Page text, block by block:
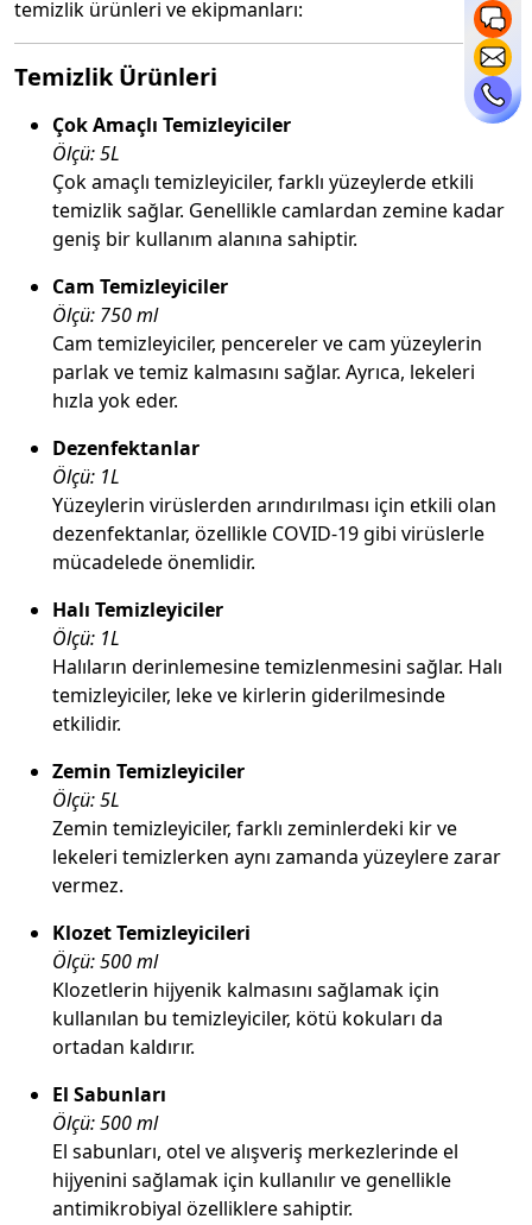
temizlik ürünleri ve ekipmanları:
Temizlik Ürünleri
Çok Amaçlı Temizleyiciler
Ölçü: 5L
Çok amaçlı temizleyiciler, farklı yüzeylerde etkili
temizlik sağlar. Genellikle camlardan zemine kadar
geniş bir kullanım alanına sahiptir.
Cam Temizleyiciler
Ölçü: 750 ml
Cam temizleyiciler, pencereler ve cam yüzeylerin
parlak ve temiz kalmasını sağlar. Ayrıca, lekeleri
hızla yok eder.
Dezenfektanlar
Ölçü: 1L
Yüzeylerin virüslerden arındırılması için etkili olan
dezenfektanlar, özellikle COVID-19 gibi virüslerle
mücadelede önemlidir.
Halı Temizleyiciler
Ölçü: 1L
Halıların derinlemesine temizlenmesini sağlar. Halı
temizleyiciler, leke ve kirlerin giderilmesinde
etkilidir.
Zemin Temizleyiciler
Ölçü: 5L
Zemin temizleyiciler, farklı zeminlerdeki kir ve
lekeleri temizlerken aynı zamanda yüzeylere zarar
vermez.
Klozet Temizleyicileri
Ölçü: 500 ml
Klozetlerin hijyenik kalmasını sağlamak için
kullanılan bu temizleyiciler, kötü kokuları da
ortadan kaldırır.
El Sabunları
Ölçü: 500 ml
El sabunları, otel ve alışveriş merkezlerinde el
hijyenini sağlamak için kullanılır ve genellikle
antimikrobiyal özelliklere sahiptir.